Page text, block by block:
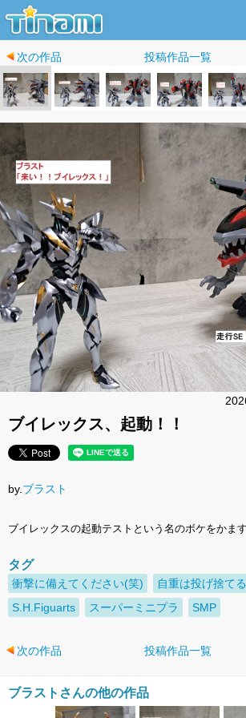
次の作品 投稿作品一覧
ブイレックス、起動！！
by. ブラスト
ブイレックスの起動テストという名のボケをかます
タグ
衝撃に備えてください(笑)
自重は投げ捨て
S.H.Figuarts
スーパーミニプラ SMP
次の作品 投稿作品一覧
ブラストさんの他の作品